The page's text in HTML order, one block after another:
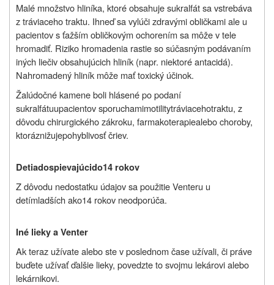
Malé množstvo hliníka, ktoré obsahuje sukralfát sa vstrebáva
z tráviaceho traktu. Ihneď sa vylúči zdravými obličkami ale u
pacientov s ťažším obličkovým ochorením sa môže v tele
hromadiť. Riziko hromadenia rastie so súčasným podávaním
iných liečiv obsahujúcich hliník (napr. niektoré antacidá).
Nahromadený hliník môže mať toxický účinok.
Žalúdočné kameneboli hlásenépo podaní
sukralfátuupacientov sporuchamimotilitytráviacehotraktu, z
dôvodu chirurgického zákroku, farmakoterapiealebo choroby,
ktoráznižujepohyblivosť čriev.
Detiadospievajúcido14 rokov
Z dôvodu nedostatku údajov sa použitie Venteru u
detímladších ako14 rokov neodporúča.
Iné lieky a Venter
Ak teraz užívate alebo ste v poslednom čase užívali, či práve
buďete užívať ďalšie lieky, povedzte to svojmu lekárovi alebo
lekárnikovi.